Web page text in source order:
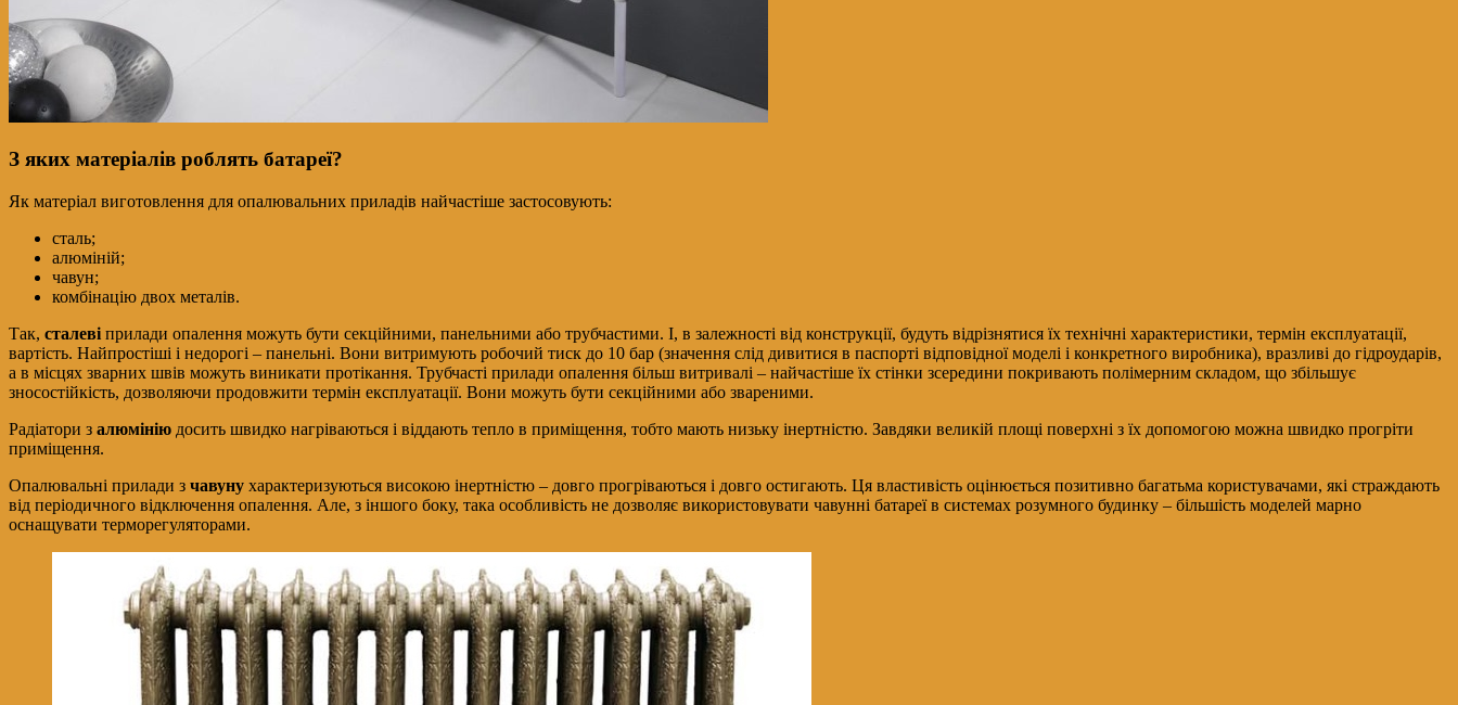
З яких матеріалів роблять батареї?
Як матеріал виготовлення для опалювальних приладів найчастіше застосовують:
сталь;
алюміній;
чавун;
комбінацію двох металів.
Так, сталеві прилади опалення можуть бути секційними, панельними або трубчастими. І, в залежності від конструкції, будуть відрізнятися їх технічні характеристики, термін експлуатації,
вартість. Найпростіші і недорогі – панельні. Вони витримують робочий тиск до 10 бар (значення слід дивитися в паспорті відповідної моделі і конкретного виробника), вразливі до гідроударів,
а в місцях зварних швів можуть виникати протікання. Трубчасті прилади опалення більш витривалі – найчастіше їх стінки зсередини покривають полімерним складом, що збільшує
зносостійкість, дозволяючи продовжити термін експлуатації. Вони можуть бути секційними або звареними.
Радіатори з алюмінію досить швидко нагріваються і віддають тепло в приміщення, тобто мають низьку інертністю. Завдяки великій площі поверхні з їх допомогою можна швидко прогріти
приміщення.
Опалювальні прилади з чавуну характеризуються високою інертністю – довго прогріваються і довго остигають. Ця властивість оцінюється позитивно багатьма користувачами, які страждають
від періодичного відключення опалення. Але, з іншого боку, така особливість не дозволяє використовувати чавунні батареї в системах розумного будинку – більшість моделей марно
оснащувати терморегуляторами.